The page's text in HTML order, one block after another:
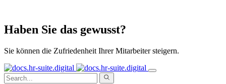
Haben Sie das gewusst?
Sie können die Zufriedenheit Ihrer Mitarbeiter steigern.